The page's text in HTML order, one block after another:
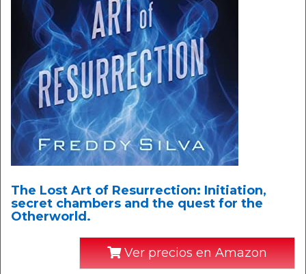
The Lost Art of Resurrection: Initiation,
secret chambers and the quest for the
Otherworld.
Ver precios en Amazon